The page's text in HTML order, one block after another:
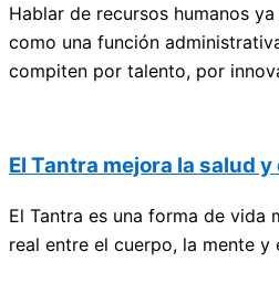
Hablar de recursos humanos
como una función
compiten por talento, por
El Tantra mejora la salud
El Tantra es una forma de vida
real entre el cuerpo, la mente